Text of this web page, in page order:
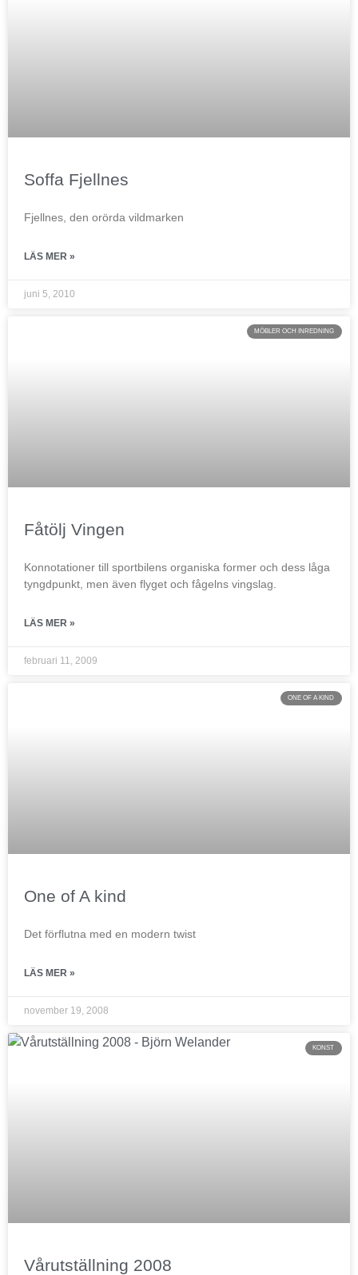
Soffa Fjellnes
Fjellnes, den orörda vildmarken
LÄS MER »
juni 5, 2010
MÖBLER OCH INREDNING
Fåtölj Vingen
Konnotationer till sportbilens organiska former och dess låga
tyngdpunkt, men även flyget och fågelns vingslag.
LÄS MER »
februari 11, 2009
ONE OF A KIND
One of A kind
Det förflutna med en modern twist
LÄS MER »
november 19, 2008
KONST
Vårutställning 2008